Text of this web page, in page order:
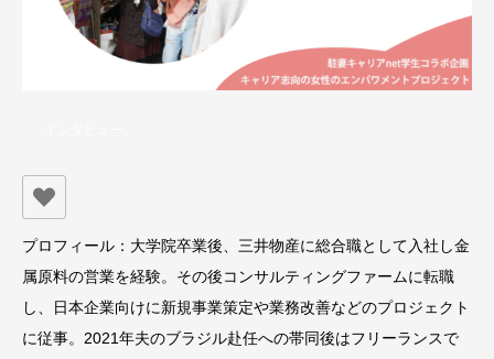
プロフィール：大学院卒業後、三井物産に総合職として入社し金
属原料の営業を経験。その後コンサルティングファームに転職
し、日本企業向けに新規事業策定や業務改善などのプロジェクト
に従事。2021年夫のブラジル赴任への帯同後はフリーランスで